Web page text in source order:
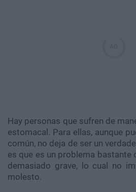
Hay personas que sufren de
estomacal. Para ellas, aunque
común, no deja de ser un
es que es un problema bastante
demasiado grave, lo cual no
molesto.